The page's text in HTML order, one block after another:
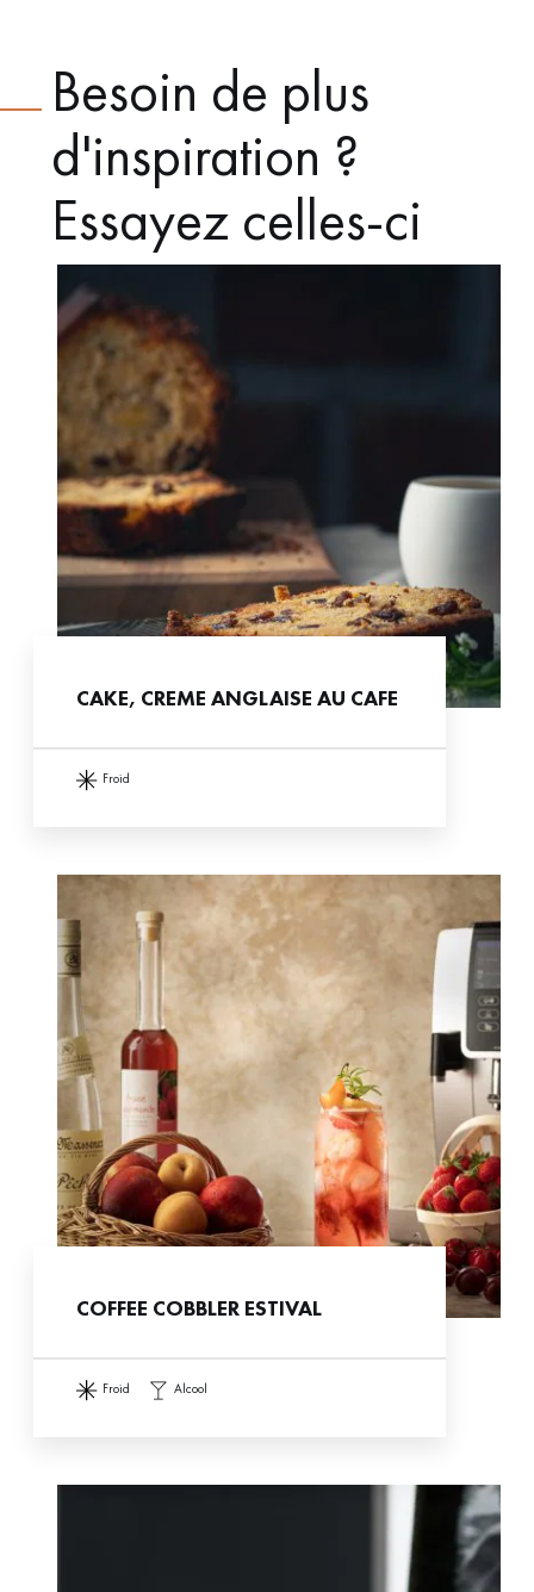
Besoin de plus
d'inspiration ?
Essayez celles-ci
CAKE, CREME ANGLAISE AU CAFE
froid
COFFEE COBBLER ESTIVAL
froid alcool